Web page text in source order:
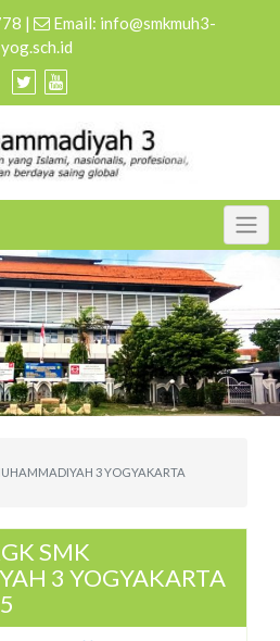
| Email: info@smkmuh3-
yog.sch.id
3 YOGYAKARTA
SMK
3 YOGYAKARTA